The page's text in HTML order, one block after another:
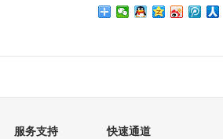
服务支持 快速通道